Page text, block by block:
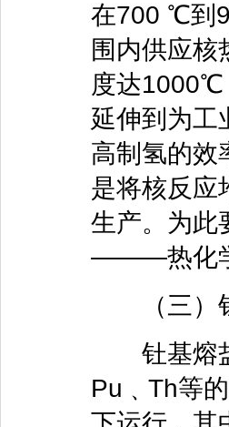
在700 ℃到
围内供应核
度达1000℃
延伸到为工
高制氢的效
是将核反应
生产。为此
———热化学
（三
钍基熔盐
Pu﹑Th等